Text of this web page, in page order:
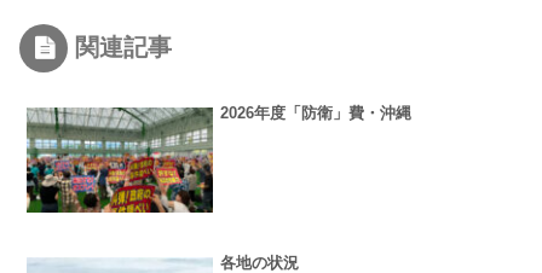
関連記事
2026年度「防衛」費・沖縄
各地の状況